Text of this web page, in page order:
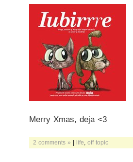
Merry Xmas, deja <3
2 comments » | life off topic